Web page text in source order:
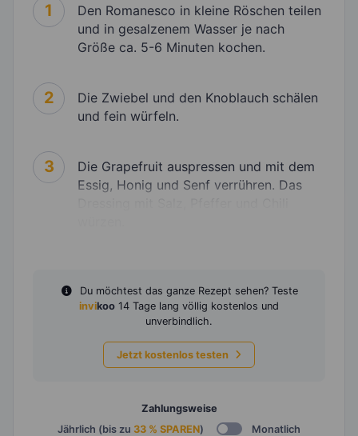
1
Den Romanesco in kleine Röschen teilen
und in gesalzenem Wasser je nach
Größe ca. 5-6 Minuten kochen.
2
Die Zwiebel und den Knoblauch schälen
und fein würfeln.
3
Die Grapefruit auspressen und mit dem
Essig, Honig und Senf verrühren. Das
Du möchtest das ganze Rezept sehen? Teste
invikoo 14 Tage lang völlig kostenlos und
unverbindlich.
Jetzt kostenlos testen
Zahlungsweise
Jährlich (bis zu 33 % SPAREN) Monatlich